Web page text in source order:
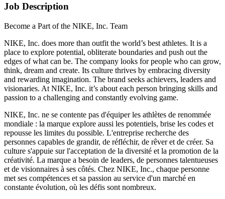
Job Description
Become a Part of the NIKE, Inc. Team
NIKE, Inc. does more than outfit the world’s best athletes. It is a
place to explore potential, obliterate boundaries and push out the
edges of what can be. The company looks for people who can grow,
think, dream and create. Its culture thrives by embracing diversity
and rewarding imagination. The brand seeks achievers, leaders and
visionaries. At NIKE, Inc. it’s about each person bringing skills and
passion to a challenging and constantly evolving game.
NIKE, Inc. ne se contente pas d'équiper les athlètes de renommée
mondiale : la marque explore aussi les potentiels, brise les codes et
repousse les limites du possible. L'entreprise recherche des
personnes capables de grandir, de réfléchir, de rêver et de créer. Sa
culture s'appuie sur l'acceptation de la diversité et la promotion de la
créativité. La marque a besoin de leaders, de personnes talentueuses
et de visionnaires à ses côtés. Chez NIKE, Inc., chaque personne
met ses compétences et sa passion au service d'un marché en
constante évolution, où les défis sont nombreux.